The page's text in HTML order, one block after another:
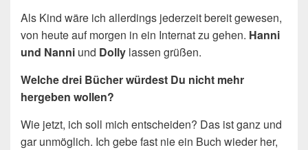
Als Kind wäre ich allerdings jederzeit bereit gewesen,
von heute auf morgen in ein Internat zu gehen. Hanni
und Nanni und Dolly lassen grüßen.
Welche drei Bücher würdest Du nicht mehr
hergeben wollen?
Wie jetzt, ich soll mich entscheiden? Das ist ganz und
gar unmöglich. Ich gebe fast nie ein Buch wieder her,